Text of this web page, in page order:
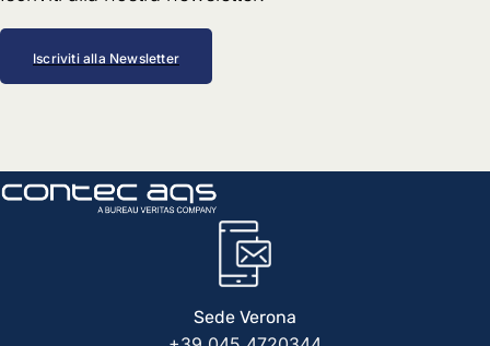
Iscriviti alla Newsletter
Sede Verona